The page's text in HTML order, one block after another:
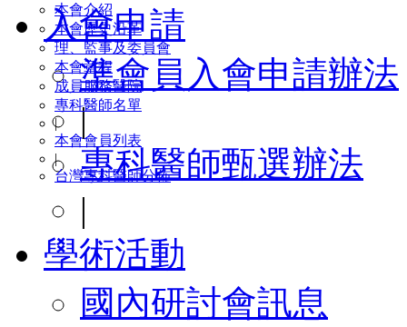
本會介紹
本會歷史沿革
理、監事及委員會
本會章程
成員服務醫院
專科醫師名單
|
本會會員列表
|
台灣專科醫師分佈
入會申請
準會員入會申請辦法
|
專科醫師甄選辦法
|
學術活動
國內研討會訊息